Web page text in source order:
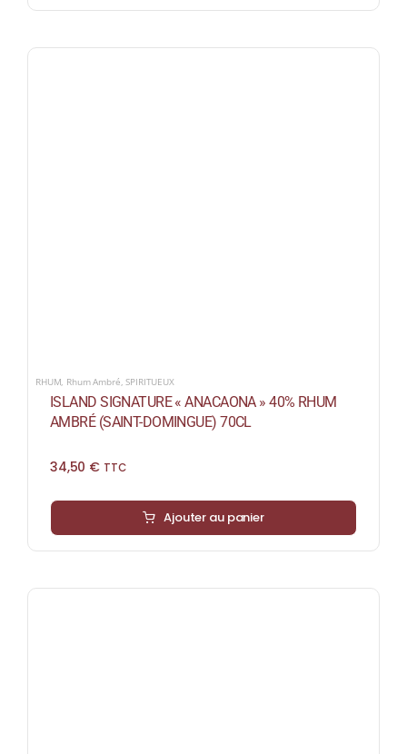
RHUM Rhum Ambré ,SPIRITUEUX
ISLAND SIGNATURE « ANACAONA » 40% RHUM
AMBRÉ (SAINT-DOMINGUE) 70CL
34,50 € TTC
Ajouter au panier